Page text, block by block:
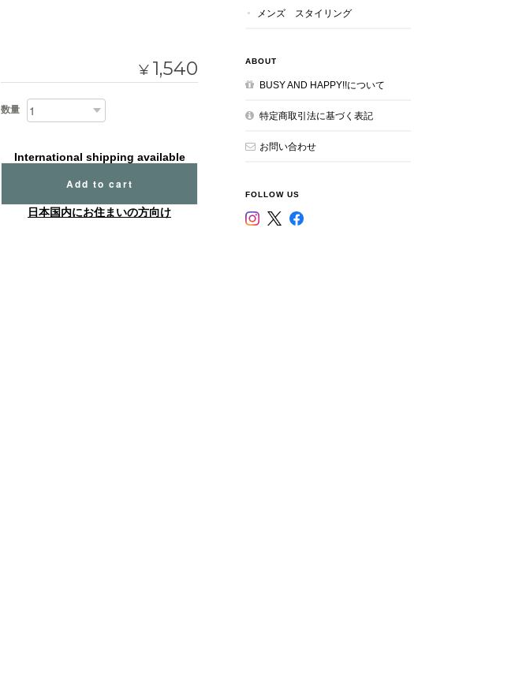
¥ 1,540
数量
International shipping available
Add to cart
日本国内にお住まいの方向け
メンズ スタイリング
ABOUT
BUSY AND HAPPY!!について
特定商取引法に基づく表記
お問い合わせ
FOLLOW US